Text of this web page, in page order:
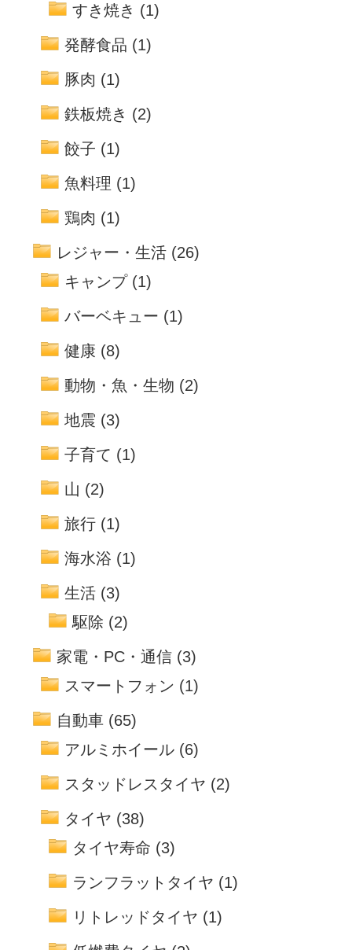
すき焼き (1)
発酵食品 (1)
豚肉 (1)
鉄板焼き (2)
餃子 (1)
魚料理 (1)
鶏肉 (1)
レジャー・生活 (26)
キャンプ(1)
バーベキュー (1)
健康 (8)
動物・魚・生物 (2)
地震 (3)
子育て (1)
山 (2)
旅行 (1)
海水浴 (1)
生活 (3)
駆除 (2)
家電・PC・通信 (3)
スマートフォン (1)
自動車 (65)
アルミホイール (6)
スタッドレスタイヤ (2)
タイヤ (38)
タイヤ寿命 (3)
ランフラットタイヤ (1)
リトレッドタイヤ (1)